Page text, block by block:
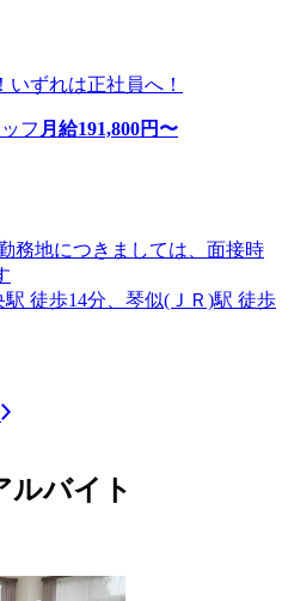
ずれは正社員へ！
フ 月給191,800円〜
務地につきましては、面接時
徒歩14分、琴似(ＪＲ)駅 徒歩
ルバイト